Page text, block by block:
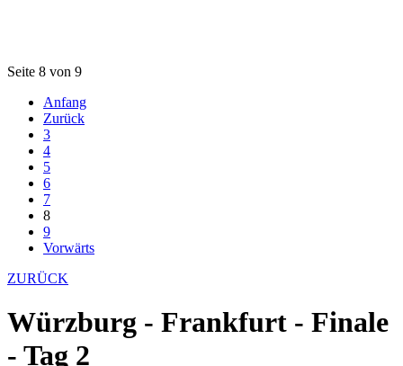
Seite 8 von 9
Anfang
Zurück
3
4
5
6
7
8
9
Vorwärts
ZURÜCK
Würzburg - Frankfurt - Finale
- Tag 2